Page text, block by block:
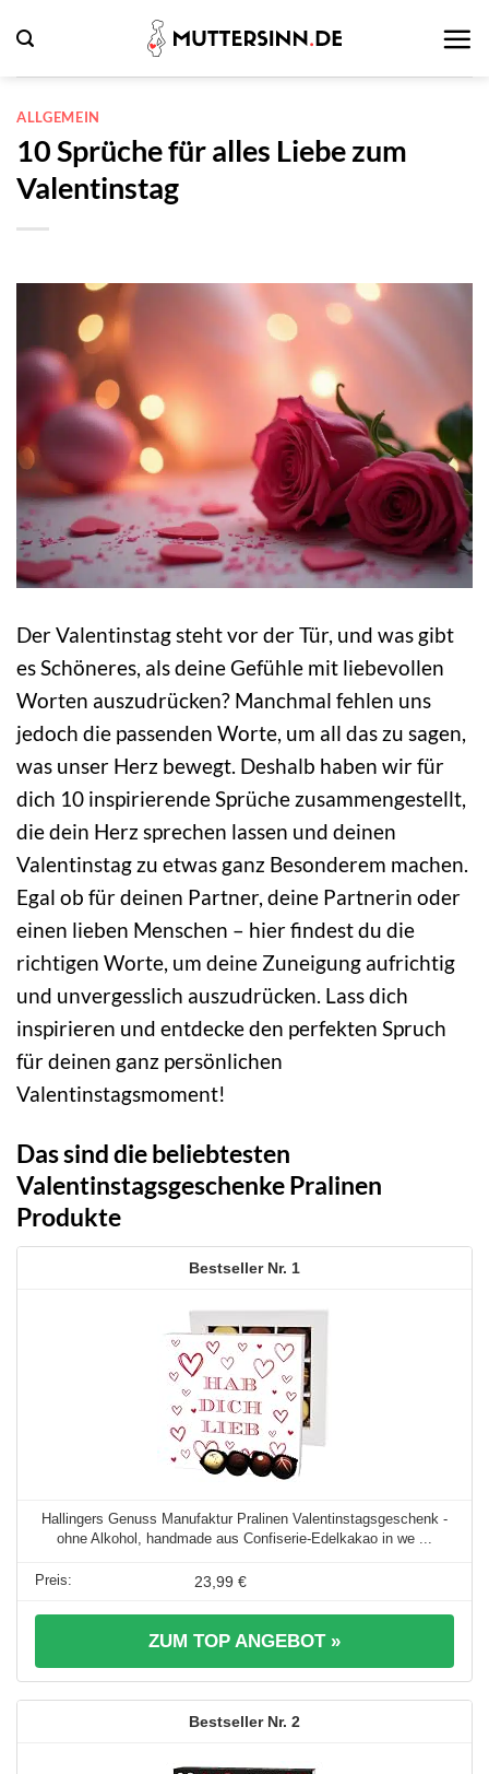
Inhalt
springen
ALLGEMEIN
10 Sprüche für alles Liebe zum
Valentinstag
Der Valentinstag steht vor der Tür, und was gibt
es Schöneres, als deine Gefühle mit liebevollen
Worten auszudrücken? Manchmal fehlen uns
jedoch die passenden Worte, um all das zu sagen,
was unser Herz bewegt. Deshalb haben wir für
dich 10 inspirierende Sprüche zusammengestellt,
die dein Herz sprechen lassen und deinen
Valentinstag zu etwas ganz Besonderem machen.
Egal ob für deinen Partner, deine Partnerin oder
einen lieben Menschen – hier findest du die
richtigen Worte, um deine Zuneigung aufrichtig
und unvergesslich auszudrücken. Lass dich
inspirieren und entdecke den perfekten Spruch
für deinen ganz persönlichen
Valentinstagsmoment!
Das sind die beliebtesten
Valentinstagsgeschenke Pralinen
Produkte
1
Hallingers Genuss Manufaktur Pralinen Valentinstagsgeschenk -
ohne Alkohol, handmade aus Confiserie-Edelkakao in we ...
23,99 €
ZUM TOP ANGEBOT »
2